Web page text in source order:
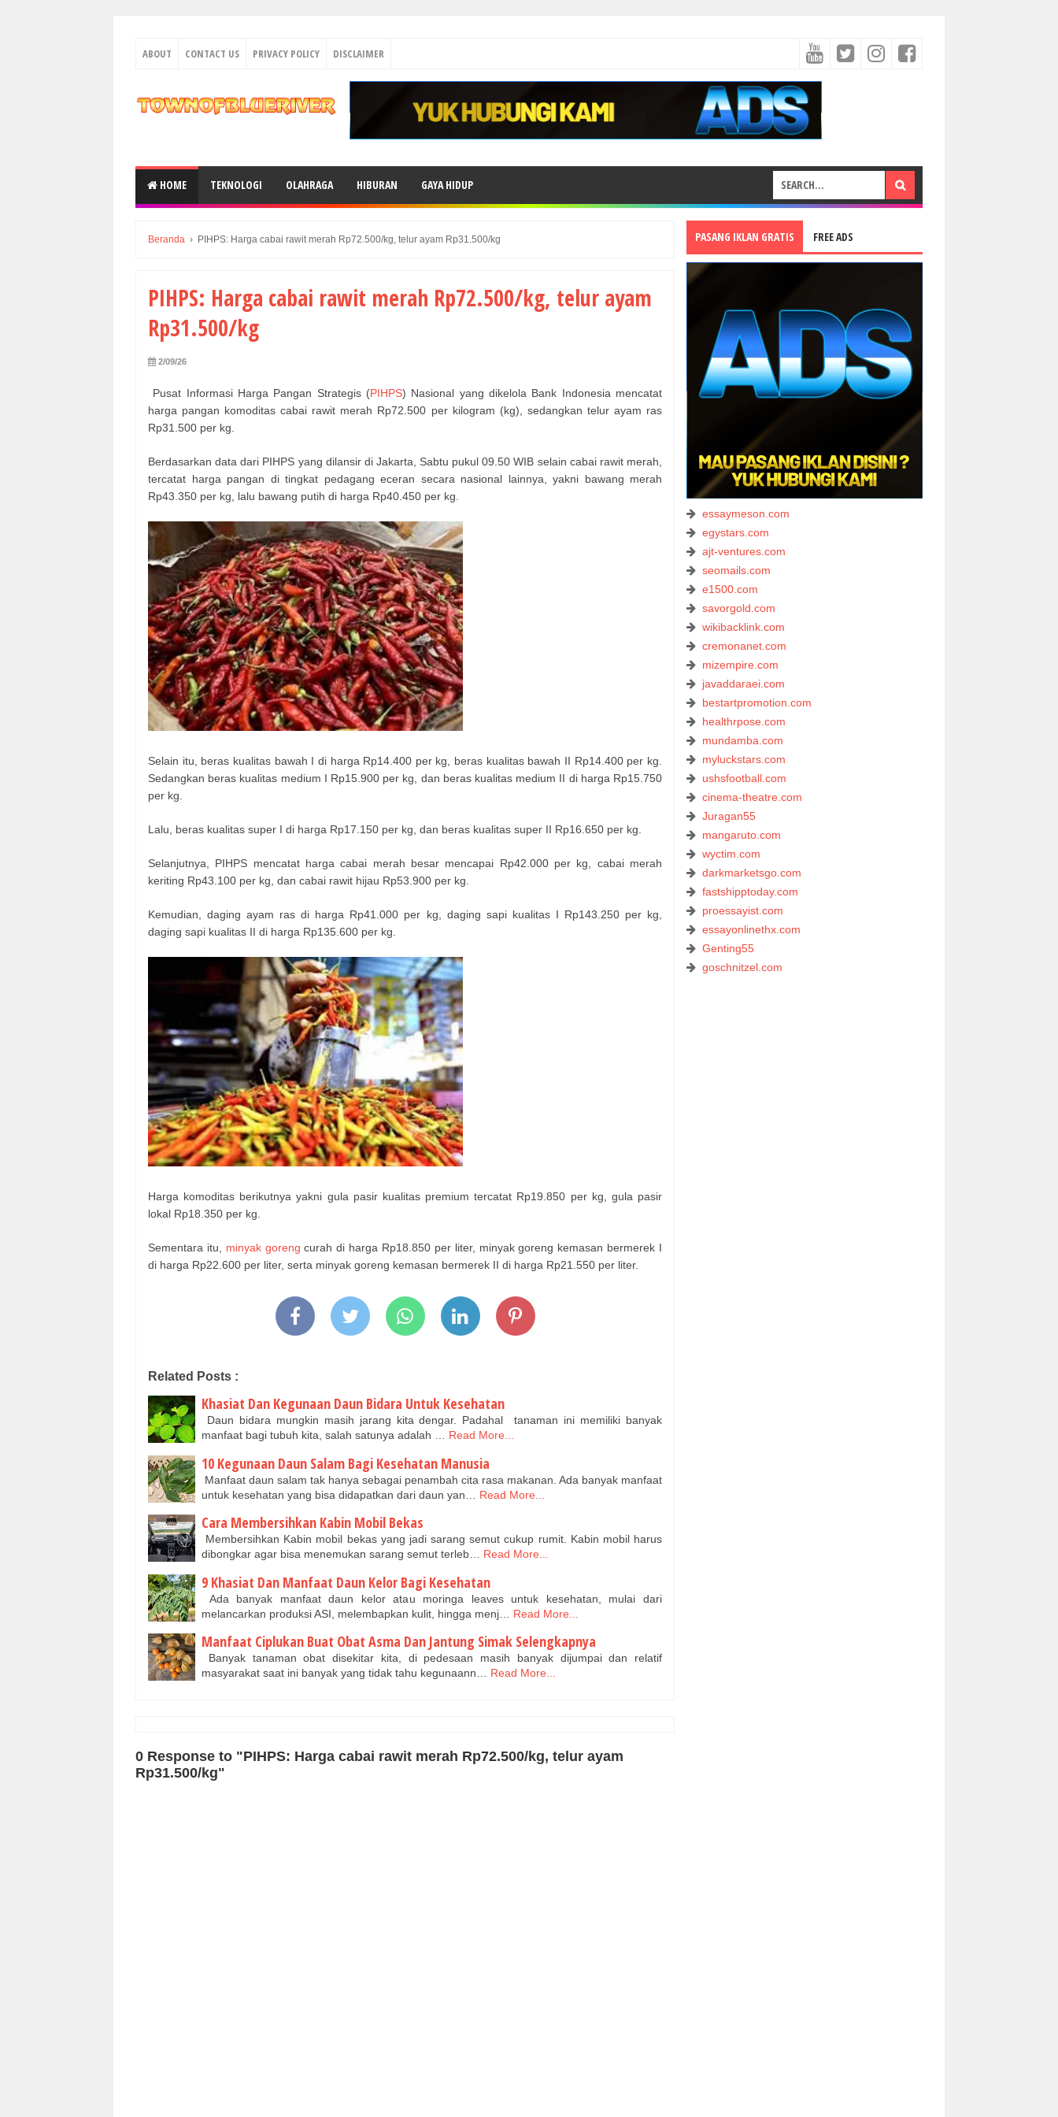
ABOUT CONTACT US PRIVACY POLICY DISCLAIMER
HOME TEKNOLOGI OLAHRAGA HIBURAN GAYA HIDUP
Beranda › PIHPS: Harga cabai rawit merah Rp72.500/kg, telur ayam Rp31.500/kg
PIHPS: Harga cabai rawit merah Rp72.500/kg, telur ayam
Rp31.500/kg
2/09/26
Pusat Informasi Harga Pangan Strategis (PIHPS) Nasional yang dikelola Bank Indonesia mencatat
harga pangan komoditas cabai rawit merah Rp72.500 per kilogram (kg), sedangkan telur ayam ras
Rp31.500 per kg.
Berdasarkan data dari PIHPS yang dilansir di Jakarta, Sabtu pukul 09.50 WIB selain cabai rawit merah,
tercatat harga pangan di tingkat pedagang eceran secara nasional lainnya, yakni bawang merah
Rp43.350 per kg, lalu bawang putih di harga Rp40.450 per kg.
Selain itu, beras kualitas bawah I di harga Rp14.400 per kg, beras kualitas bawah II Rp14.400 per kg.
Sedangkan beras kualitas medium I Rp15.900 per kg, dan beras kualitas medium II di harga Rp15.750
per kg.
Lalu, beras kualitas super I di harga Rp17.150 per kg, dan beras kualitas super II Rp16.650 per kg.
Selanjutnya, PIHPS mencatat harga cabai merah besar mencapai Rp42.000 per kg, cabai merah
keriting Rp43.100 per kg, dan cabai rawit hijau Rp53.900 per kg.
Kemudian, daging ayam ras di harga Rp41.000 per kg, daging sapi kualitas I Rp143.250 per kg,
daging sapi kualitas II di harga Rp135.600 per kg.
Harga komoditas berikutnya yakni gula pasir kualitas premium tercatat Rp19.850 per kg, gula pasir
lokal Rp18.350 per kg.
Sementara itu, minyak goreng curah di harga Rp18.850 per liter, minyak goreng kemasan bermerek I
di harga Rp22.600 per liter, serta minyak goreng kemasan bermerek II di harga Rp21.550 per liter.
Related Posts :
Khasiat Dan Kegunaan Daun Bidara Untuk Kesehatan
Daun bidara mungkin masih jarang kita dengar. Padahal tanaman ini memiliki banyak
manfaat bagi tubuh kita, salah satunya adalah …
Read More...
10 Kegunaan Daun Salam Bagi Kesehatan Manusia
Manfaat daun salam tak hanya sebagai penambah cita rasa makanan. Ada banyak manfaat
untuk kesehatan yang bisa didapatkan dari daun yan…
Read More...
Cara Membersihkan Kabin Mobil Bekas
Membersihkan Kabin mobil bekas yang jadi sarang semut cukup rumit. Kabin mobil harus
dibongkar agar bisa menemukan sarang semut terleb…
Read More...
9 Khasiat Dan Manfaat Daun Kelor Bagi Kesehatan
Ada banyak manfaat daun kelor atau moringa leaves untuk kesehatan, mulai dari
melancarkan produksi ASI, melembapkan kulit, hingga menj…
Read More...
Manfaat Ciplukan Buat Obat Asma Dan Jantung Simak Selengkapnya
Banyak tanaman obat disekitar kita, di pedesaan masih banyak dijumpai dan relatif
masyarakat saat ini banyak yang tidak tahu kegunaann…
Read More...
0 Response to "PIHPS: Harga cabai rawit merah Rp72.500/kg, telur ayam
Rp31.500/kg"
PASANG IKLAN GRATIS FREE ADS
essaymeson.com
egystars.com
ajt-ventures.com
seomails.com
e1500.com
savorgold.com
wikibacklink.com
cremonanet.com
mizempire.com
javaddaraei.com
bestartpromotion.com
healthrpose.com
mundamba.com
myluckstars.com
ushsfootball.com
cinema-theatre.com
Juragan55
mangaruto.com
wyctim.com
darkmarketsgo.com
fastshipptoday.com
proessayist.com
essayonlinethx.com
Genting55
goschnitzel.com